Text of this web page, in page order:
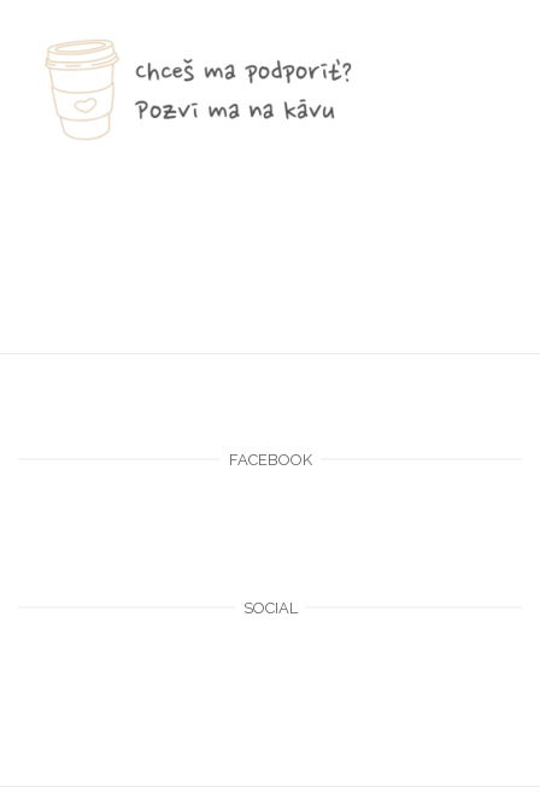
FACEBOOK
SOCIAL